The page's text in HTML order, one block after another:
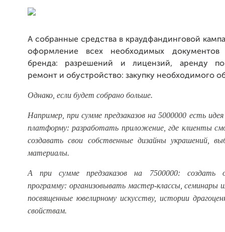
А собранные средства в краудфандинговой
оформление всех необходимых документов
бренда: разрешений и лицензий, аренду
ремонт и обустройство: закупку необходимого
Однако, если будет собрано больше.
Например, при сумме предзаказов на 5000000 есть
платформу: разработать приложение, где клиенты
создавать свои собственные дизайны украшений,
материалы.
А при сумме предзаказов на 7500000: создать
программу: организовывать мастер-классы, семинары
посвященные ювелирному искусству, истории
свойствам.